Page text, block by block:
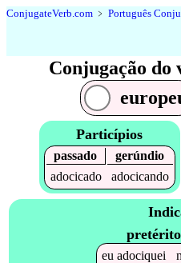
ConjugateVerb.com ﹥ Português
Conjugação do
Particípios
passado
gerúndio
adocicado
adocicando
euadociquei